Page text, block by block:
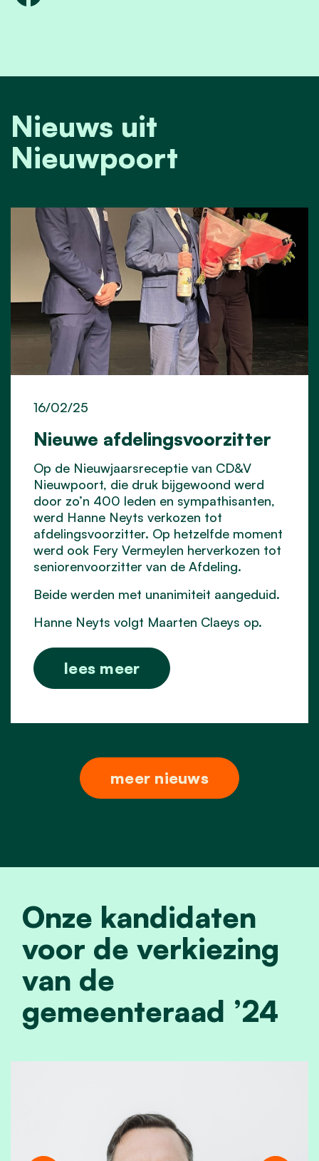
Nieuws uit
Nieuwpoort
Nieuwe afdelingsvoorzitter
16/02/25
Op de Nieuwjaarsreceptie van CD&V
Nieuwpoort, die druk bijgewoond werd
door zo’n 400 leden en sympathisanten,
werd Hanne Neyts verkozen tot
afdelingsvoorzitter. Op hetzelfde moment
werd ook Fery Vermeylen herverkozen tot
seniorenvoorzitter van de Afdeling.
Beide werden met unanimiteit aangeduid.
Hanne Neyts volgt Maarten Claeys op.
lees meer
meer nieuws
Onze kandidaten
voor de verkiezing
van de
gemeenteraad ’24